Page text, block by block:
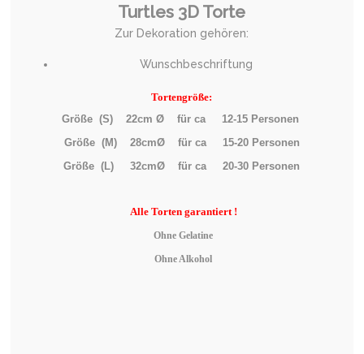
Turtles 3D Torte
Zur Dekoration gehören:
Wunschbeschriftung
Tortengröße:
Größe (S) 22cm Ø für ca 12-15 Personen
Größe (M) 28cmØ für ca 15-20 Personen
Größe (L) 32cmØ für ca 20-30 Personen
AlleTorten garantiert !
Ohne Gelatine
Ohne Alkohol